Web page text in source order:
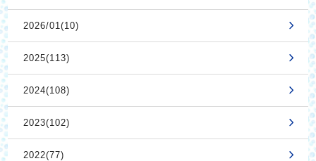
2026/01(10)
2025(113)
2024(108)
2023(102)
2022(77)